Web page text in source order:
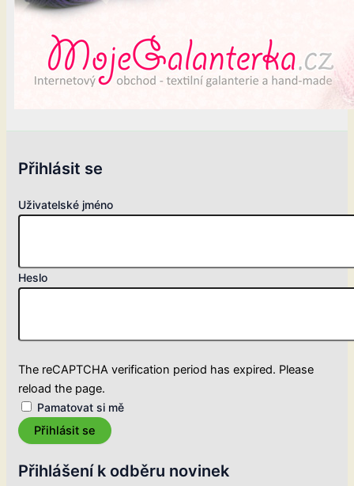
Přihlásit se
Uživatelské jméno
Heslo
The reCAPTCHA verification period has expired. Please
reload the page.
Pamatovat si mě
Přihlásit se
Přihlášení k odběru novinek